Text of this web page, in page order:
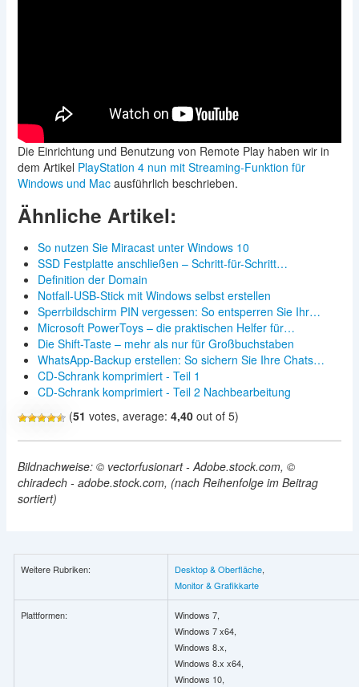
Die Einrichtung und Benutzung von Remote Play haben wir in
dem Artikel PlayStation 4 nun mit Streaming-Funktion für
Windows und Macausführlich beschrieben.
Ähnliche Artikel:
So nutzen Sie Miracast unter Windows 10
SSD Festplatte anschließen – Schritt-für-Schritt…
Definition der Domain
Notfall-USB-Stick mit Windows selbst erstellen
Sperrbildschirm PIN vergessen: So entsperren Sie Ihr…
Microsoft PowerToys – die praktischen Helfer für…
Die Shift-Taste – mehr als nur für Großbuchstaben
WhatsApp-Backup erstellen: So sichern Sie Ihre Chats…
CD-Schrank komprimiert - Teil 1
CD-Schrank komprimiert - Teil 2 Nachbearbeitung
(51 votes, average: 4,40out of 5)
Bildnachweise: © vectorfusionart - Adobe.stock.com, ©
chiradech - adobe.stock.com, (nach Reihenfolge im Beitrag
sortiert)
Weitere Rubriken: Desktop & Oberfläche,
Monitor & Grafikkarte
Plattformen:
Windows 7,
Windows 7 x64,
Windows 8.x,
Windows 8.x x64,
Windows 10,